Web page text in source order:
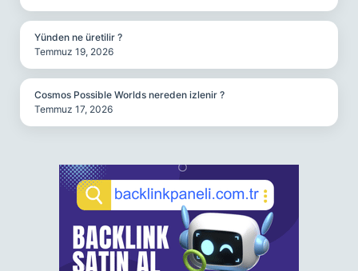
Yünden ne üretilir ?
Temmuz 19, 2026
Cosmos Possible Worlds nereden izlenir ?
Temmuz 17, 2026